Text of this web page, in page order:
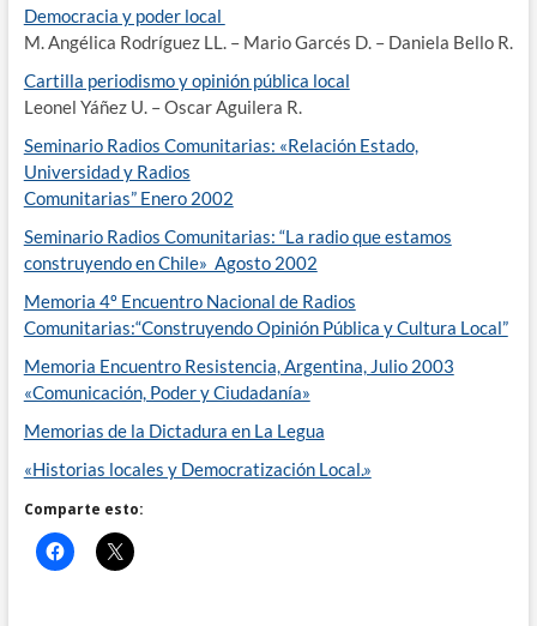
Democracia y poder local
M. Angélica Rodríguez LL. – Mario Garcés D. – Daniela Bello R.
Cartilla periodismo y opinión pública local
Leonel Yáñez U. – Oscar Aguilera R.
Seminario Radios Comunitarias: «Relación Estado,
Universidad y Radios
Comunitarias” Enero 2002
Seminario Radios Comunitarias: “La radio que estamos
construyendo en Chile» Agosto 2002
Memoria 4º Encuentro Nacional de Radios
Comunitarias:“Construyendo Opinión Pública y Cultura Local”
Memoria Encuentro Resistencia, Argentina, Julio 2003
«Comunicación, Poder y Ciudadanía»
Memorias de la Dictadura en La Legua
«Historias locales y Democratización Local.»
Comparte esto: